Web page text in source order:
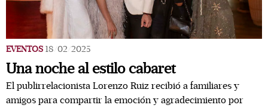
EVENTOS 18/02/2025
Una noche al estilo cabaret
El publirrelacionista Lorenzo Ruiz recibió a familiares y
amigos para compartir la emoción y agradecimiento por